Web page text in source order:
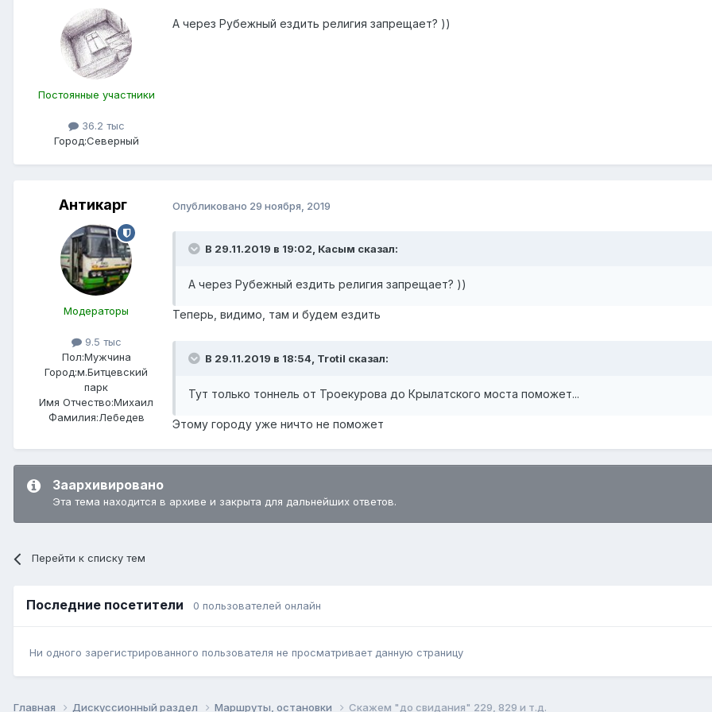
Постоянные участники
36.2 тыс
Город:Северный
А через Рубежный ездить религия запрещает? ))
Антикарг
Модераторы
9.5 тыс
Пол:Мужчина
Город:м.Битцевский
парк
Имя Отчество:Михаил
Фамилия:Лебедев
Опубликовано 29 ноября, 2019
В 29.11.2019 в 19:02, Касым сказал:
А через Рубежный ездить религия запрещает? ))
Теперь, видимо, там и будем ездить
В 29.11.2019 в 18:54, Trotil сказал:
Тут только тоннель от Троекурова до Крылатского моста поможет...
Этому городу уже ничто не поможет
Заархивировано
Эта тема находится в архиве и закрыта для дальнейших ответов.
Перейти к списку тем
Последние посетители 0 пользователей онлайн
Ни одного зарегистрированного пользователя не просматривает данную страницу
Главная Дискуссионный раздел Маршруты, остановки Скажем "до свидания" 229, 829 и т.д.